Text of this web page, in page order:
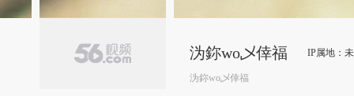
沩鉨wo乄倖福 IP属地：
沩鉨wo乄倖福